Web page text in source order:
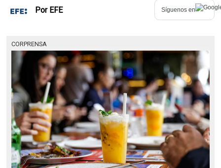
Por EFE Síguenos en
CORPRENSA